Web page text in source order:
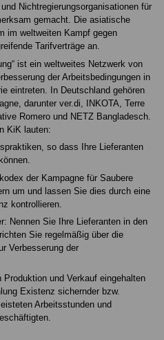
Nichtregierungsorganisationen für
gemacht. Die asiatische
im weltweiten Kampf gegen
Tarifverträge an.
ist ein weltweites Netzwerk von
der Arbeitsbedingungen in
eintreten. In Deutschland gehören
darunter ver.di, INKOTA, Terre
Romero und NETZ Bangladesch.
KiK lauten:
so dass Ihre Lieferanten
der Kampagne für Saubere
um und lassen Sie dies durch eine
kontrollieren.
Nennen Sie Ihre Lieferanten in den
Sie regelmäßig über die
Verbesserung der
und Verkauf eingehalten
Existenz sichernder bzw.
Arbeitsstunden und